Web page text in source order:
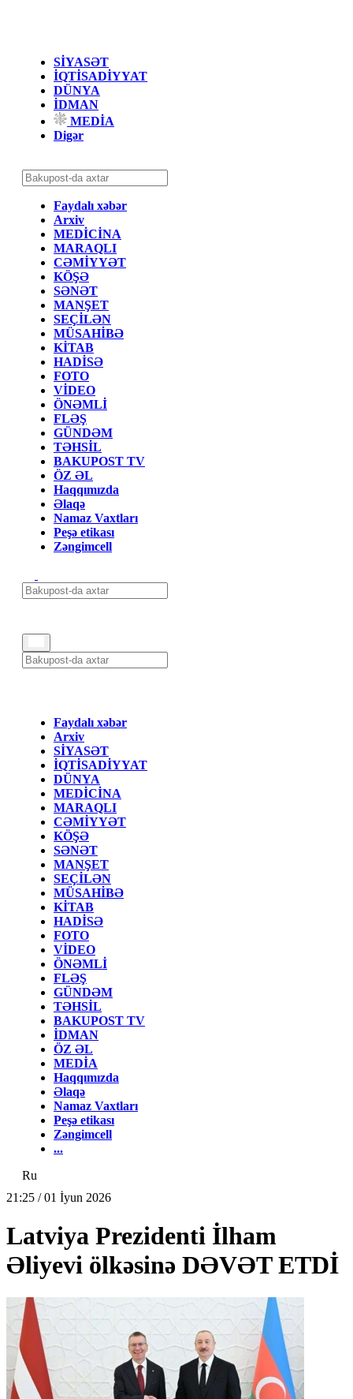
SİYASƏT
İQTİSADİYYAT
DÜNYA
İDMAN
MEDİA
Digər
Faydalı xəbər
Arxiv
MEDİCİNA
MARAQLI
CƏMİYYƏT
KÖŞƏ
SƏNƏT
MANŞET
SEÇİLƏN
MÜSAHİBƏ
KİTAB
HADİSƏ
FOTO
VİDEO
ÖNƏMLİ
FLƏŞ
GÜNDƏM
TƏHSİL
BAKUPOST TV
ÖZ ƏL
Haqqımızda
Əlaqə
Namaz Vaxtları
Peşə etikası
Zəngimcell
Faydalı xəbər
Arxiv
SİYASƏT
İQTİSADİYYAT
DÜNYA
MEDİCİNA
MARAQLI
CƏMİYYƏT
KÖŞƏ
SƏNƏT
MANŞET
SEÇİLƏN
MÜSAHİBƏ
KİTAB
HADİSƏ
FOTO
VİDEO
ÖNƏMLİ
FLƏŞ
GÜNDƏM
TƏHSİL
BAKUPOST TV
İDMAN
ÖZ ƏL
MEDİA
Haqqımızda
Əlaqə
Namaz Vaxtları
Peşə etikası
Zəngimcell
...
Ru
21:25 / 01 İyun 2026
Latviya Prezidenti İlham
Əliyevi ölkəsinə DƏVƏT ETDİ